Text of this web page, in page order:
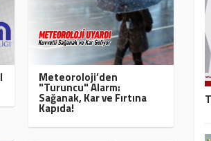
Meteoroloji’den
"Turuncu" Alarm:
Sağanak, Kar ve Fırtına
Kapıda!